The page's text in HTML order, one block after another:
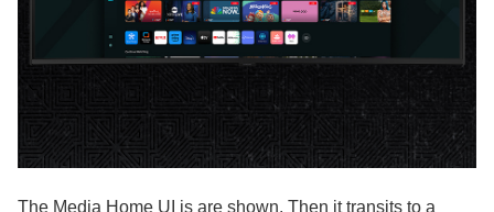
The Media Home UI is are shown. Then it transits to a